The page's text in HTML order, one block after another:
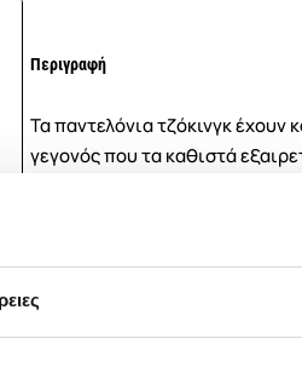
Περιγραφή
Τα παντελόνια τζόκινγκ έχουν
γεγονός που τα καθιστά
υφασμάτων και
εσωτερικό. Τα ελαφρά
υφάσματος που έχει ελαφρώς